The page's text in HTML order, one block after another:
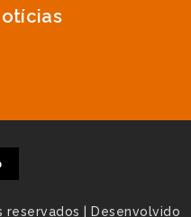
reservados | Desenvolvido